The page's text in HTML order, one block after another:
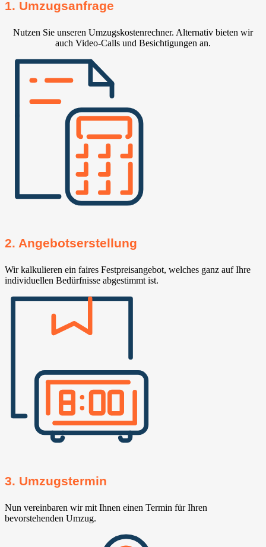
1. Umzugsanfrage
Nutzen Sie unseren Umzugskostenrechner. Alternativ bieten wir
auch Video-Calls und Besichtigungen an.
2. Angebotserstellung
Wir kalkulieren ein faires Festpreisangebot, welches ganz auf Ihre
individuellen Bedürfnisse abgestimmt ist.
3. Umzugstermin
Nun vereinbaren wir mit Ihnen einen Termin für Ihren
bevorstehenden Umzug.